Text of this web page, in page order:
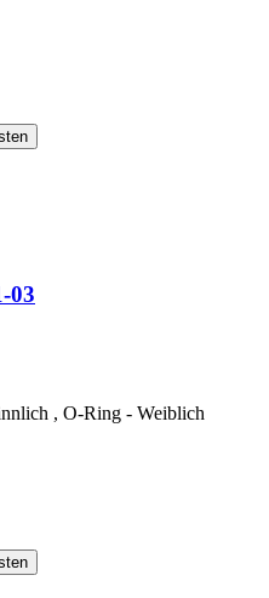
03
, O-Ring - Weiblich